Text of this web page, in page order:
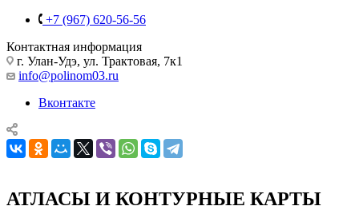
+7 (967) 620-56-56
Контактная информация
г. Улан-Удэ, ул. Трактовая, 7к1
info@polinom03.ru
Вконтакте
АТЛАСЫ И КОНТУРНЫЕ КАРТЫ